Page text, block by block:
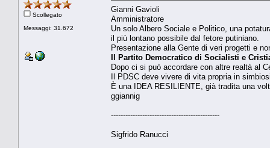
Scollegato
Messaggi: 31.672
Gianni Gavioli
Amministratore
Un solo Albero Sociale e Politico, una
il più lontano possibile dal fetore putiniano.
Presentazione alla Gente di veri progetti e
Il Partito Democratico di Socialisti e
Dopo ci si può accordare con altre realtà al
Il PDSC deve vivere di vita propria in
È una IDEA RESILIENTE, già tradita una
ggiannig
---------------------------------------------
Sigfrido Ranucci